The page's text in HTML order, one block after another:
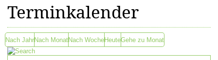
Terminkalender
Nach JahrNach MonatNach WocheHeuteGehe zu Monat